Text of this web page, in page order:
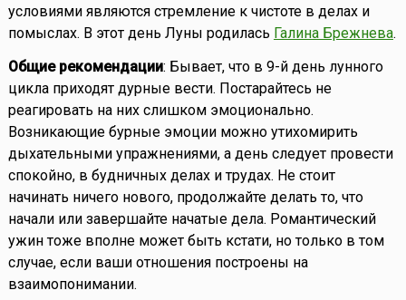
условиями являются стремление к чистоте в делах и
помыслах. В этот день Луны родилась Галина Брежнева.
Общие рекомендации: Бывает, что в 9-й день лунного
цикла приходят дурные вести. Постарайтесь не
реагировать на них слишком эмоционально.
Возникающие бурные эмоции можно утихомирить
дыхательными упражнениями, а день следует провести
спокойно, в будничных делах и трудах. Не стоит
начинать ничего нового, продолжайте делать то, что
начали или завершайте начатые дела. Романтический
ужин тоже вполне может быть кстати, но только в том
случае, если ваши отношения построены на
взаимопонимании.